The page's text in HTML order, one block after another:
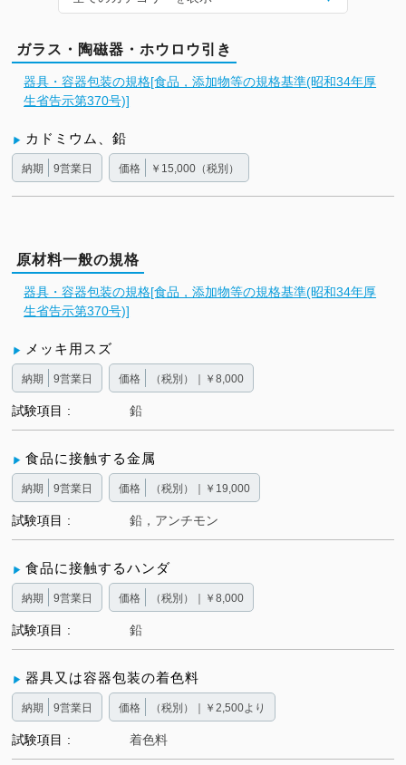
ガラス・陶磁器・ホウロウ引き
器具・容器包装の規格[食品，添加物等の規格基準(昭和34年厚
生省告示第370号)]
カドミウム、鉛
納期 9営業日 価格 ￥15,000（税別）
原材料一般の規格
器具・容器包装の規格[食品，添加物等の規格基準(昭和34年厚
生省告示第370号)]
メッキ用スズ
納期 9営業日 価格 （税別）｜￥8,000
試験項目 鉛
食品に接触する金属
納期 9営業日 価格 （税別）｜￥19,000
試験項目 鉛，アンチモン
食品に接触するハンダ
納期 9営業日 価格 （税別）｜￥8,000
試験項目 鉛
器具又は容器包装の着色料
納期 9営業日 価格 （税別）｜￥2,500より
試験項目 着色料